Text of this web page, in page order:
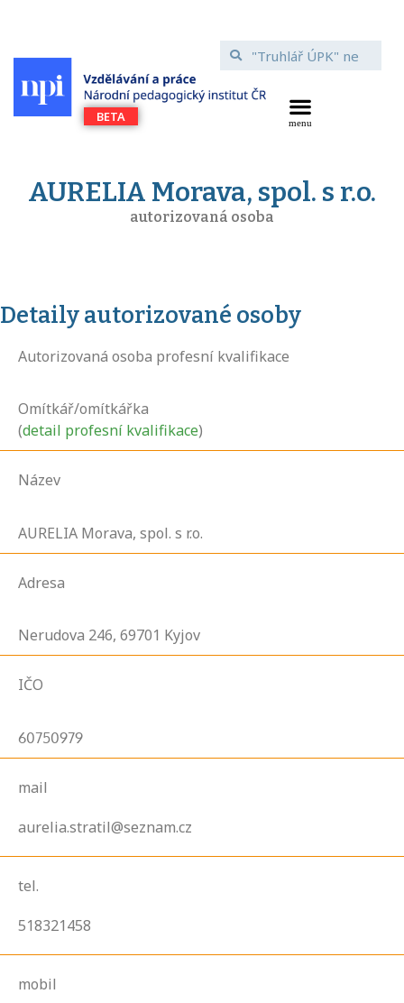
AURELIA Morava, spol. s r.o.
autorizovaná osoba
Detaily autorizované osoby
Autorizovaná osoba profesní kvalifikace
Omítkář/omítkářka
(detail profesní kvalifikace)
Název
AURELIA Morava, spol. s r.o.
Adresa
Nerudova 246, 69701 Kyjov
IČO
60750979
mail
aurelia.stratil@seznam.cz
tel.
518321458
mobil